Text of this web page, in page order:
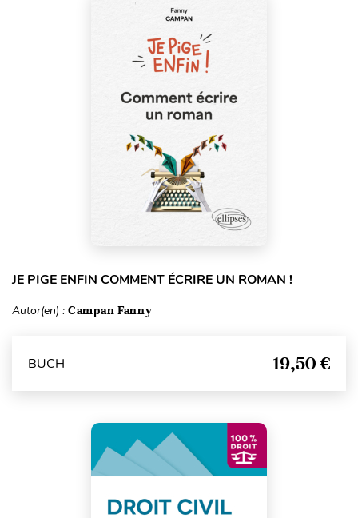
JE PIGE ENFIN COMMENT ÉCRIRE UN ROMAN !
Autor(en) : Campan Fanny
BUCH 19,50 €